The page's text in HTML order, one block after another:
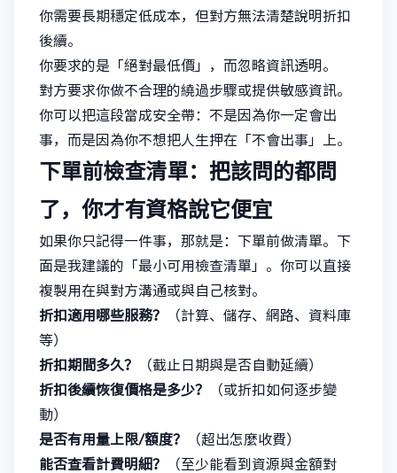
你需要長期穩定低成本，但對方無法清楚說明折扣
後續。
你要求的是「絕對最低價」，而忽略資訊透明。
對方要求你做不合理的繞過步驟或提供敏感資訊。
你可以把這段當成安全帶：不是因為你一定會出
事，而是因為你不想把人生押在「不會出事」上。
下單前檢查清單：把該問的都問
了，你才有資格說它便宜
如果你只記得一件事，那就是：下單前做清單。下
面是我建議的「最小可用檢查清單」。你可以直接
複製用在與對方溝通或與自己核對。
折扣適用哪些服務？
（計算、儲存、網路、資料庫
等）
折扣期間多久？
（截止日期與是否自動延續）
折扣後續恢復價格是多少？
（或折扣如何逐步變
動）
是否有用量上限/額度？
（超出怎麼收費）
能否查看計費明細？
（至少能看到資源與金額對